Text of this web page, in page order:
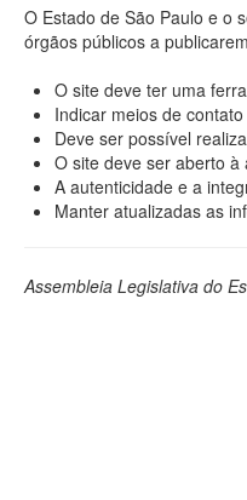
O Estado de São Paulo e o
órgãos públicos a
O site deve ter uma
Indicar meios de
Deve ser possível
O site deve ser aberto
A autenticidade e a
Manter atualizadas as
Assembleia Legislativa do